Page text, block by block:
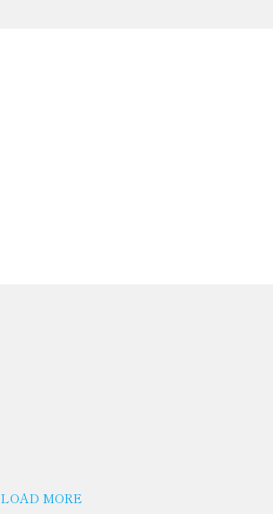
LOAD MORE